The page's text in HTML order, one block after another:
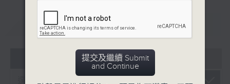
重溫 CATCHUP
06 - 08 2026
提交及繼續 Submit
and Continue